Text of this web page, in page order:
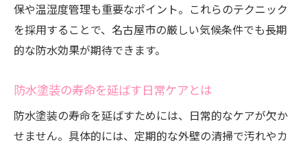
保や温湿度管理も重要なポイント。これらのテクニック
を採用することで、名古屋市の厳しい気候条件でも長期
的な防水効果が期待できます。
防水塗装の寿命を延ばす日常ケアとは
防水塗装の寿命を延ばすためには、日常的なケアが欠か
せません。具体的には、定期的な外壁の清掃で汚れやカ